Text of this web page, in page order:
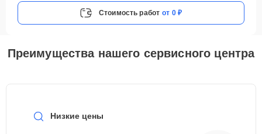
Стоимость работ от 0 ₽
Преимущества нашего сервисного центра
Низкие цены